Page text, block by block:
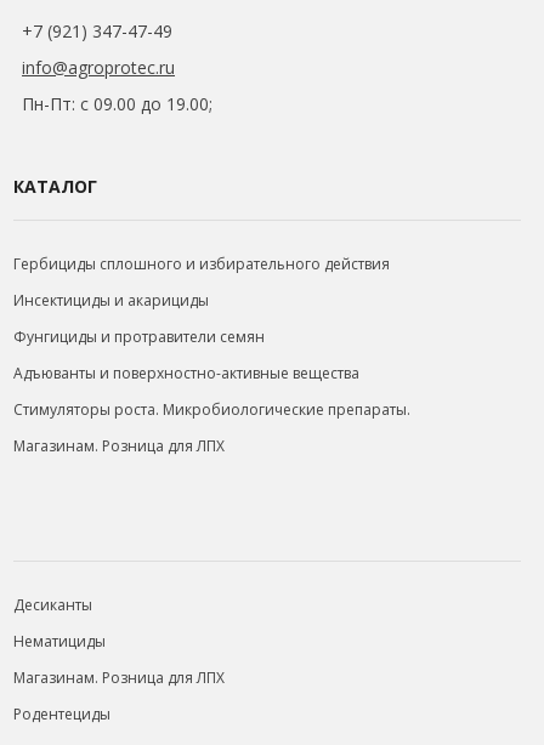
+7 (921) 347-47-49
info@agroprotec.ru
Пн-Пт: с 09.00 до 19.00;
КАТАЛОГ
Гербициды сплошного и избирательного действия
Инсектициды и акарициды
Фунгициды и протравители семян
Адъюванты и поверхностно-активные вещества
Стимуляторы роста. Микробиологические препараты.
Магазинам. Розница для ЛПХ
Десиканты
Нематициды
Магазинам. Розница для ЛПХ
Родентециды